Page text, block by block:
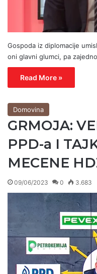
Gospoda iz diplomacije
oni glavni glumci, pa
Read More »
Domovina
GRMOJA:
PPD-a I
MECENE
09/06/2023 0 3.683